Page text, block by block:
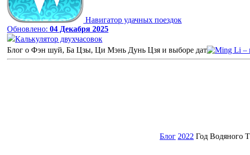
Навигатор удачных поездок
Обновлено: 04 Декабря 2025
Калькулятор двухчасовок
Блог о Фэн шуй, Ба Цзы, Ци Мэнь Дунь Цзя и выборе дат
Блог 2022 Год Водяного